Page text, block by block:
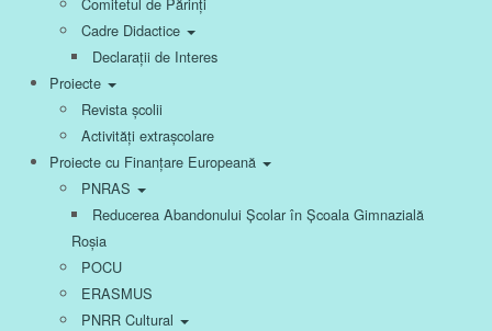
Cadre Didactice
Declarații de Interes
Proiecte
Revista școlii
Activități extrașcolare
Proiecte cu Finanțare Europeană
PNRAS
Reducerea Abandonului Școlar în Școala Gimnazială
Roșia
POCU
ERASMUS
PNRR Cultural